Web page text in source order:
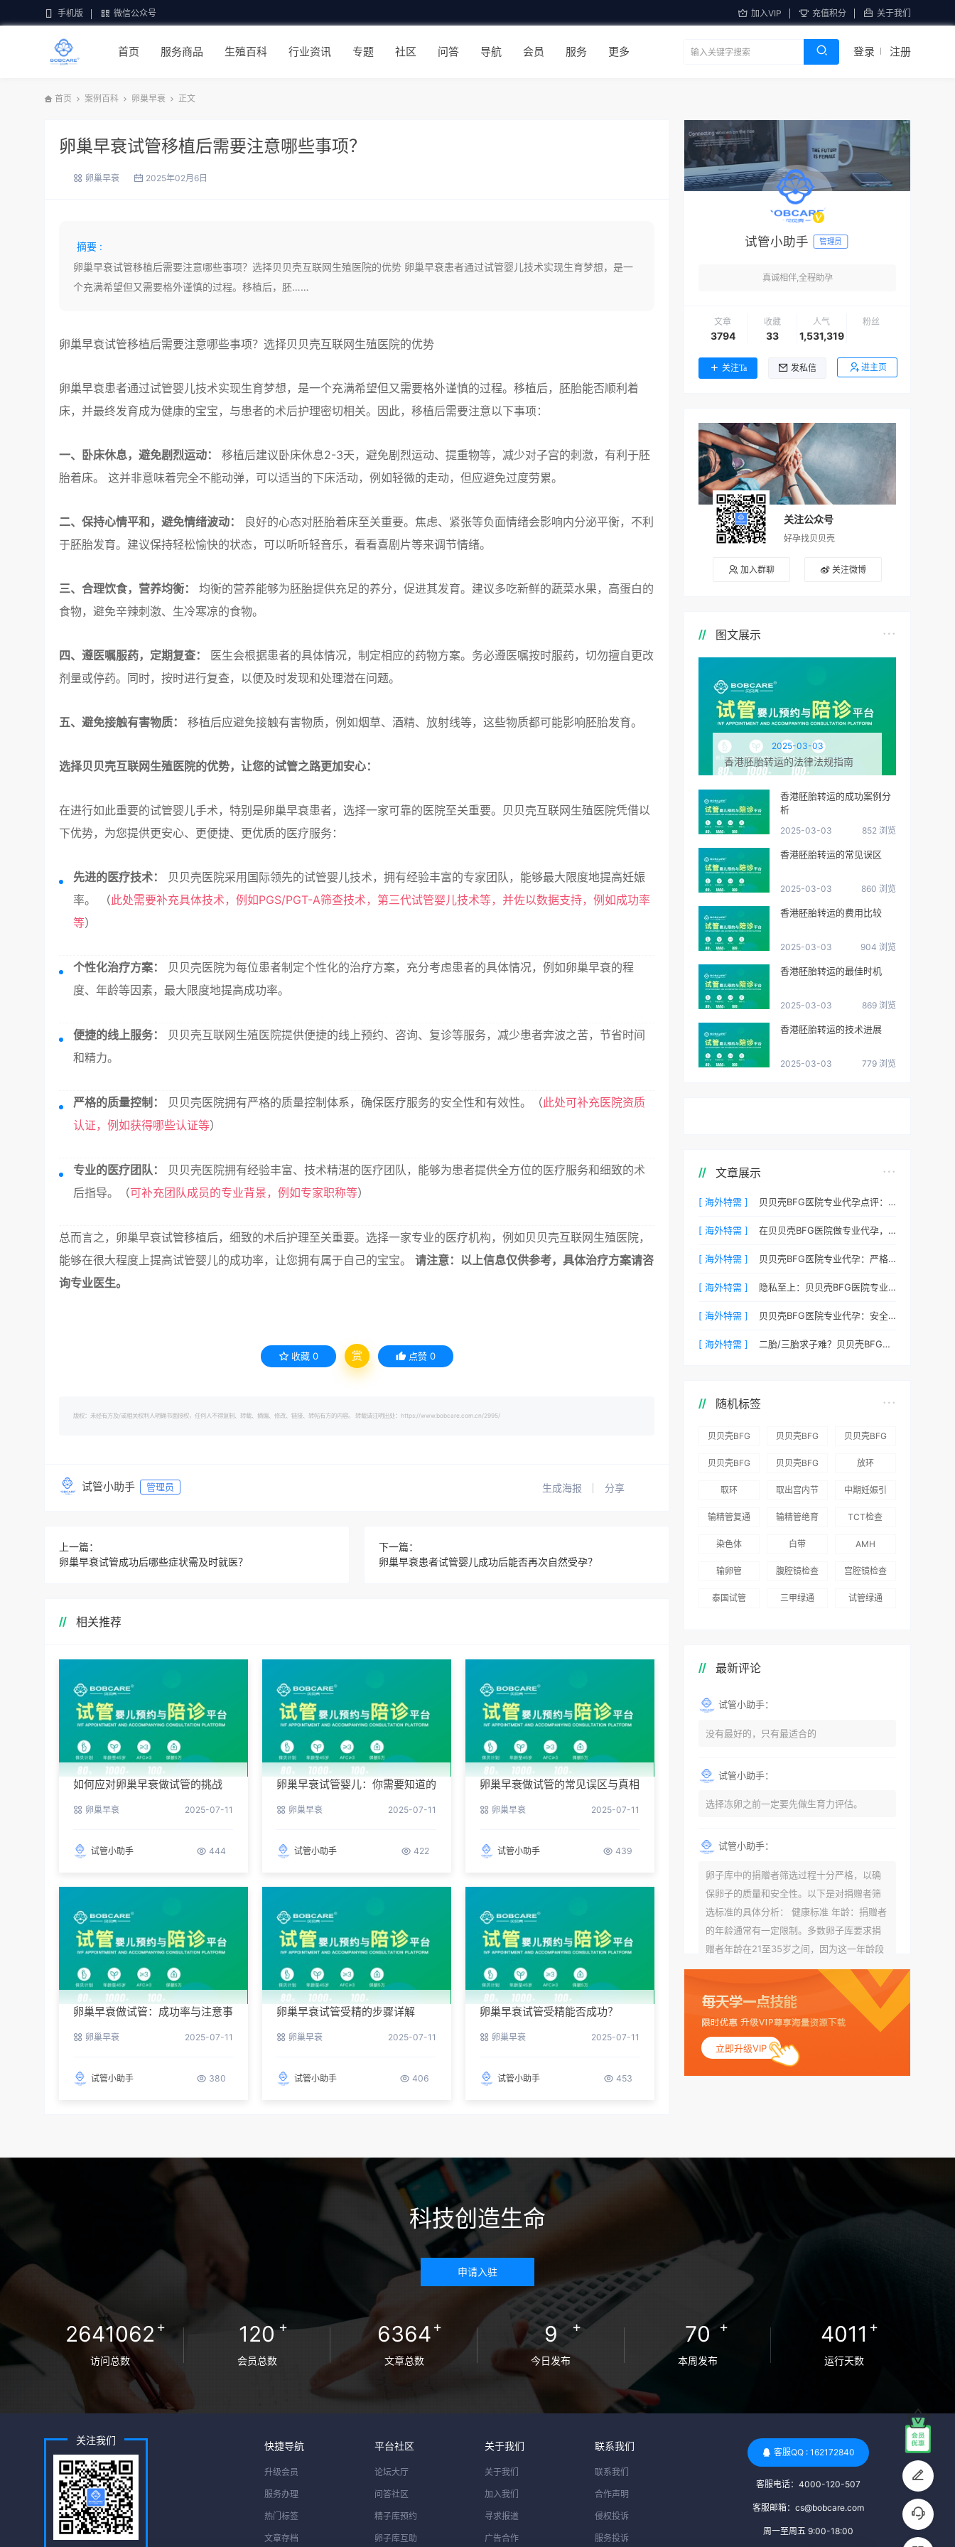
手机版 微信公众号 加入VIP 充值积分 关于我们
首页 服务商品 生殖百科 行业资讯 专题 社区 问答 导航 会员 服务 更多 登录 注册
首页 案例百科 卵巢早衰 正文
卵巢早衰试管移植后需要注意哪些事项？
卵巢早衰 2025年02月6日
摘要 :
卵巢早衰试管移植后需要注意哪些事项？选择贝贝壳互联网生殖医院的优势 卵巢早衰患者通过试管婴儿技术实现生育梦想，是一
个充满希望但又需要格外谨慎的过程。移植后，胚……
卵巢早衰试管移植后需要注意哪些事项？选择贝贝壳互联网生殖医院的优势
卵巢早衰患者通过试管婴儿技术实现生育梦想，是一个充满希望但又需要格外谨慎的过程。移植后，胚胎能否顺利着
床，并最终发育成为健康的宝宝，与患者的术后护理密切相关。因此，移植后需要注意以下事项：
一、卧床休息，避免剧烈运动：
移植后建议卧床休息2-3天，避免剧烈运动、提重物等，减少对子宫的刺激，有利于胚
胎着床。 这并非意味着完全不能动弹，可以适当的下床活动，例如轻微的走动，但应避免过度劳累。
二、保持心情平和，避免情绪波动：
良好的心态对胚胎着床至关重要。焦虑、紧张等负面情绪会影响内分泌平衡，不利
于胚胎发育。建议保持轻松愉快的状态，可以听听轻音乐，看看喜剧片等来调节情绪。
三、合理饮食，营养均衡：
均衡的营养能够为胚胎提供充足的养分，促进其发育。建议多吃新鲜的蔬菜水果，高蛋白的
食物，避免辛辣刺激、生冷寒凉的食物。
四、遵医嘱服药，定期复查：
医生会根据患者的具体情况，制定相应的药物方案。务必遵医嘱按时服药，切勿擅自更改
剂量或停药。同时，按时进行复查，以便及时发现和处理潜在问题。
五、避免接触有害物质： 移植后应避免接触有害物质，例如烟草、酒精、放射线等，这些物质都可能影响胚胎发育。
选择贝贝壳互联网生殖医院的优势，让您的试管之路更加安心：
在进行如此重要的试管婴儿手术，特别是卵巢早衰患者，选择一家可靠的医院至关重要。贝贝壳互联网生殖医院凭借以
下优势，为您提供更安心、更便捷、更优质的医疗服务：
先进的医疗技术：
贝贝壳医院采用国际领先的试管婴儿技术，拥有经验丰富的专家团队，能够最大限度地提高妊娠
率。 （此处需要补充具体技术，例如PGS/PGT-A筛查技术，第三代试管婴儿技术等，并佐以数据支持，例如成功率
等）
个性化治疗方案：
贝贝壳医院为每位患者制定个性化的治疗方案，充分考虑患者的具体情况，例如卵巢早衰的程
度、年龄等因素，最大限度地提高成功率。
便捷的线上服务：
贝贝壳互联网生殖医院提供便捷的线上预约、咨询、复诊等服务，减少患者奔波之苦，节省时间
和精力。
严格的质量控制： 贝贝壳医院拥有严格的质量控制体系，确保医疗服务的安全性和有效性。（此处可补充医院资质
认证，例如获得哪些认证等）
专业的医疗团队：
贝贝壳医院拥有经验丰富、技术精湛的医疗团队，能够为患者提供全方位的医疗服务和细致的术
后指导。（可补充团队成员的专业背景，例如专家职称等）
总而言之，卵巢早衰试管移植后，细致的术后护理至关重要。选择一家专业的医疗机构，例如贝贝壳互联网生殖医院，
能够在很大程度上提高试管婴儿的成功率，让您拥有属于自己的宝宝。 请注意：以上信息仅供参考，具体治疗方案请咨
询专业医生。
收藏 0 赏 点赞 0
版权：未经有方及/或相关权利人明确书面授权，任何人不得复制、转载、摘编、修改、链接、转帖有方的内容。 转载请注明出处：https://www.bobcare.com.cn/2995/
试管小助手 管理员 生成海报 分享
上一篇：
卵巢早衰试管成功后哪些症状需及时就医？
下一篇：
卵巢早衰患者试管婴儿成功后能否再次自然受孕？
相关推荐
如何应对卵巢早衰做试管的挑战
卵巢早衰 2025-07-11
试管小助手 444
卵巢早衰试管婴儿：你需要知道的
卵巢早衰 2025-07-11
试管小助手 422
卵巢早衰做试管的常见误区与真相
卵巢早衰 2025-07-11
试管小助手 439
卵巢早衰做试管：成功率与注意事
卵巢早衰 2025-07-11
试管小助手 380
卵巢早衰试管受精的步骤详解
卵巢早衰 2025-07-11
试管小助手 406
卵巢早衰试管受精能否成功？
卵巢早衰 2025-07-11
试管小助手 453
试管小助手 管理员
真诚相伴,全程助孕
文章
3794
收藏
33
人气
1,531,319
粉丝
关注Ta 发私信 进主页
关注公众号
好孕找贝贝壳
加入群聊 关注微博
图文展示
2025-03-03
香港胚胎转运的法律法规指南
香港胚胎转运的成功案例分
析
2025-03-03 852 浏览
香港胚胎转运的常见误区
2025-03-03 860 浏览
香港胚胎转运的费用比较
2025-03-03 904 浏览
香港胚胎转运的最佳时机
2025-03-03 869 浏览
香港胚胎转运的技术进展
2025-03-03 779 浏览
文章展示
[ 海外特需 ] 贝贝壳BFG医院专业代孕点评：高成功率背后的医疗神话
[ 海外特需 ] 在贝贝壳BFG医院做专业代孕，一次成功的概率有多大？
[ 海外特需 ] 贝贝壳BFG医院专业代孕：严格保护客户隐私的安心之选
[ 海外特需 ] 隐私至上：贝贝壳BFG医院专业代孕如何做好信息保密？
[ 海外特需 ] 贝贝壳BFG医院专业代孕：安全、合法、高效的生育解决方案
[ 海外特需 ] 二胎/三胎求子难？贝贝壳BFG医院专业代孕为您分忧
随机标签
贝贝壳BFG
坦就诊患者
贝贝壳BFG
96.3%，“医
得分最高
贝贝壳BFG
划”：抱娃
贝贝壳BFG
资源库志愿
贝贝壳BFG
海外辅助生
放环
取环
取出宫内节
中期妊娠引
输精管复通
输精管绝育
TCT检查
染色体 白带 AMH
输卵管 腹腔镜检查 宫腔镜检查
泰国试管 三甲绿通 试管绿通
最新评论
试管小助手：
没有最好的，只有最适合的
试管小助手：
选择冻卵之前一定要先做生育力评估。
试管小助手：
卵子库中的捐赠者筛选过程十分严格，以确
保卵子的质量和安全性。以下是对捐赠者筛
选标准的具体分析： 健康标准 年龄：捐赠者
的年龄通常有一定限制。多数卵子库要求捐
赠者年龄在21至35岁之间，因为这一年龄段
女性的卵子质量相对较高。不过，不同卵子
库的具体年龄要求可能有所不同。 身体质量
指数（BMI）：捐赠者的BMI通常需要在正常
范围内，以确保其身体健康状况良好。过高
的BMI可能与多种健康问题相关联，包括不孕
症和妊娠并发症。 生殖健康：捐赠者需要有
规律的月经期，无生殖障碍或异常问题。此
检测、家族史调查和医疗记录审查来确定。
检查旨在确保捐赠者未携带任何可传染给受
卵者的病原体。 药物与生活习惯：捐赠者需
要是非尼古丁使用者、非吸烟者、非吸毒
者，并且未使用可能影响卵子质量的药物，
如某些精神药物和避孕植入物。 学历与心理
标准 学历要求：部分卵子库对捐赠者的学历
有一定要求，但这并非普遍标准。一些卵子
库可能更倾向于选择受过高等教育的女性作
助于确保捐赠者在捐赠过程中保持积极的心
态，并理解其捐赠行为的意义。 其他标准 责
任心与沟通能力：由于捐卵过程的时间不确
定性，捐赠者需要有责任心，善于沟通，并
立即升级VIP
科技创造生命
申请入驻
2641062 +
访问总数
120+
会员总数
6364+
文章总数
9 +
今日发布
70 +
本周发布
4011 +
运行天数
关注我们 快捷导航
升级会员
服务办理
热门标签
文章存档
平台社区
论坛大厅
问答社区
精子库预约
卵子库互助
关于我们
关于我们
加入我们
寻求报道
广告合作
联系我们
联系我们
合作声明
侵权投诉
服务投诉
客服QQ : 162172840
客服电话：4000-120-507
客服邮箱：cs@bobcare.com
周一至周五 9:00-18:00